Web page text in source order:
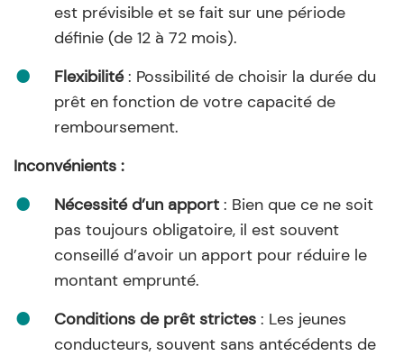
est prévisible et se fait sur une période
définie (de 12 à 72 mois).
Flexibilité: Possibilité de choisir la durée du
prêt en fonction de votre capacité de
remboursement.
Inconvénients :
Nécessité d’un apport : Bien que ce ne soit
pas toujours obligatoire, il est souvent
conseillé d’avoir un apport pour réduire le
montant emprunté.
Conditions de prêt strictes : Les jeunes
conducteurs, souvent sans antécédents de